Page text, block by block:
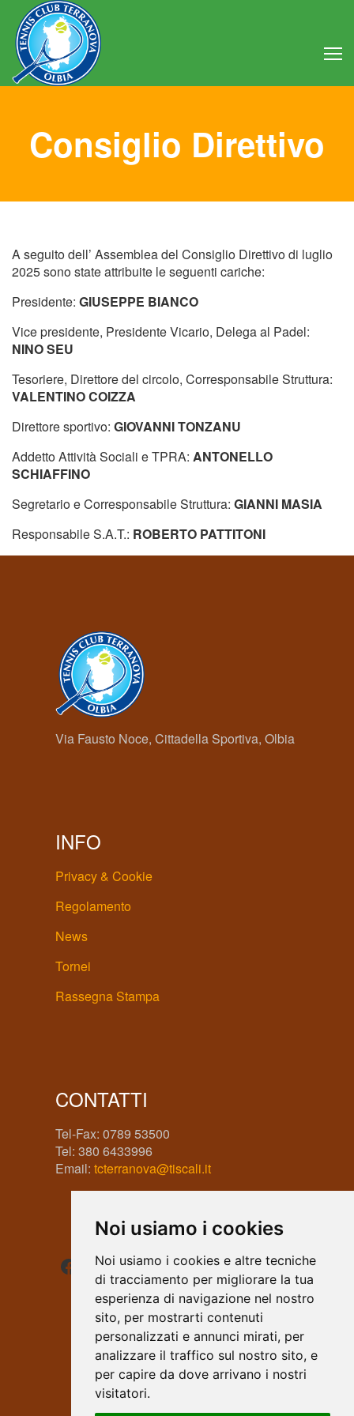
Noi usiamo i cookies
Noi usiamo i cookies e altre tecniche
di tracciamento per migliorare la tua
esperienza di navigazione nel nostro
sito, per mostrarti contenuti
personalizzati e annunci mirati, per
analizzare il traffico sul nostro sito, e
per capire da dove arrivano i nostri
visitatori.
Club
Statuto
Attività
Struttura
Tornei
Contatti
Consiglio Direttivo
A seguito dell’ Assemblea del Consiglio Direttivo di luglio
2025 sono state attribuite le seguenti cariche:
Presidente: GIUSEPPE BIANCO
Vice presidente, Presidente Vicario, Delega al Padel:
NINO SEU
Tesoriere, Direttore del circolo, Corresponsabile Struttura:
VALENTINO COIZZA
Direttore sportivo: GIOVANNI TONZANU
Addetto Attività Sociali e TPRA: ANTONELLO
SCHIAFFINO
Segretario e Corresponsabile Struttura: GIANNI MASIA
Responsabile S.A.T.: ROBERTO PATTITONI
Via Fausto Noce, Cittadella Sportiva, Olbia
INFO
Privacy & Cookie
Regolamento
News
Tornei
Rassegna Stampa
CONTATTI
Tel-Fax: 0789 53500
Tel: 380 6433996
Email: tcterranova@tiscali.it
Facebook
Instagram
WhatsApp